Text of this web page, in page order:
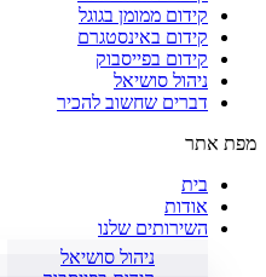
קידום ממומן בגוגל
קידום באינסטגרם
קידום בפייסבוק
ניהול סושיאל
דברים שחשוב להכיר
מפת אתר
בית
אודות
השירותים שלנו
ניהול סושיאל